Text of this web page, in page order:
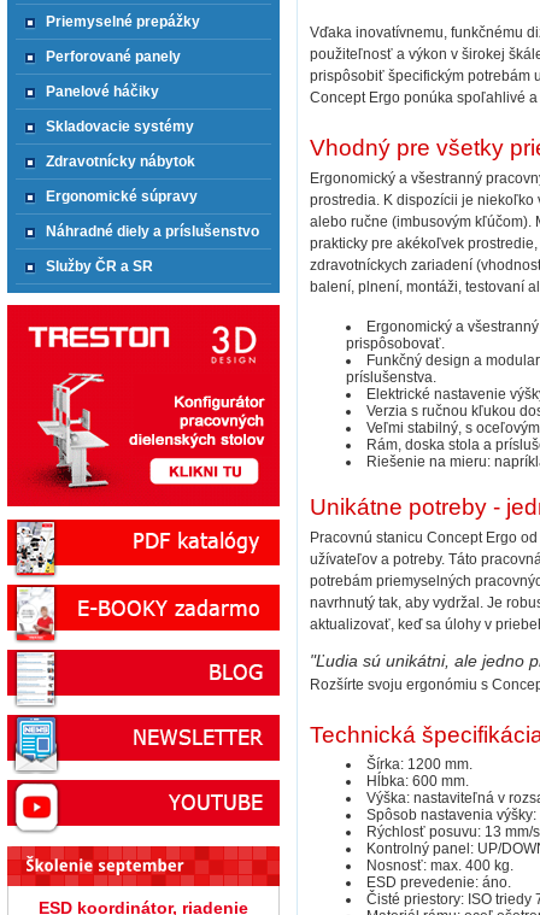
Vďaka inovatívnemu, funkčnému
použiteľnosť a výkon v širokej
prispôsobiť špecifickým potrebám
Concept Ergo ponúka spoľahlivé
Vhodný pre všetky
Ergonomický a všestranný
prostredia. K dispozícii je niekoľko
alebo ručne (imbusovým kľúčom).
prakticky pre akékoľvek
zdravotníckych zariadení
balení, plnení, montáži, testovaní
Ergonomický a
prispôsobovať.
Funkčný design a
príslušenstva.
Elektrické nastavenie
Verzia s ručnou kľukou
Veľmi stabilný, s
Rám, doska stola a
Riešenie na mieru:
Unikátne potreby -
Pracovnú stanicu Concept Ergo
užívateľov a potreby. Táto
potrebám priemyselných
navrhnutý tak, aby vydržal. Je
aktualizovať, keď sa úlohy v
"Ľudia sú unikátni, ale jedno
Rozšírte svoju ergonómiu s
Technická
Šírka: 1200 mm.
Hĺbka: 600 mm.
Výška: nastaviteľná v
Spôsob nastavenia
Rýchlosť posuvu: 13 mm/
Kontrolný panel: UP/
Nosnosť: max. 400 kg.
ESD prevedenie: áno.
Čisté priestory: ISO triedy
Priemyselné prepážky
Perforované panely
Panelové háčiky
Skladovacie systémy
Zdravotnícky nábytok
Ergonomické súpravy
Náhradné diely a príslušenstvo
Služby ČR a SR
ESD koordinátor, riadenie